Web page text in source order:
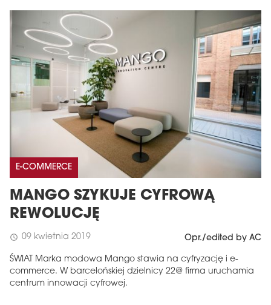
E-COMMERCE
MANGO SZYKUJE CYFROWĄ
REWOLUCJĘ
schedule 09 kwietnia 2019 Opr./edited by AC
ŚWIAT Marka modowa Mango stawia na cyfryzację i e-
commerce. W barcelońskiej dzielnicy 22@ firma uruchamia
centrum innowacji cyfrowej.